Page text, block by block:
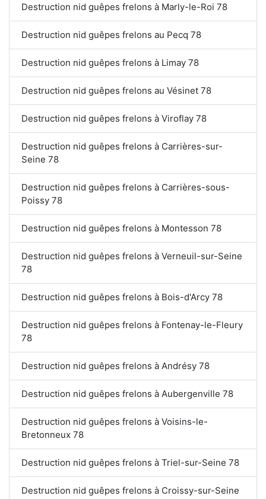
Destruction nid guêpes frelons à Marly-le-Roi 78
Destruction nid guêpes frelons au Pecq 78
Destruction nid guêpes frelons à Limay 78
Destruction nid guêpes frelons au Vésinet 78
Destruction nid guêpes frelons à Viroflay 78
Destruction nid guêpes frelons à Carrières-sur-
Seine 78
Destruction nid guêpes frelons à Carrières-sous-
Poissy 78
Destruction nid guêpes frelons à Montesson 78
Destruction nid guêpes frelons à Verneuil-sur-Seine
78
Destruction nid guêpes frelons à Bois-d'Arcy 78
Destruction nid guêpes frelons à Fontenay-le-Fleury
78
Destruction nid guêpes frelons à Andrésy 78
Destruction nid guêpes frelons à Aubergenville 78
Destruction nid guêpes frelons à Voisins-le-
Bretonneux 78
Destruction nid guêpes frelons à Triel-sur-Seine 78
Destruction nid guêpes frelons à Croissy-sur-Seine